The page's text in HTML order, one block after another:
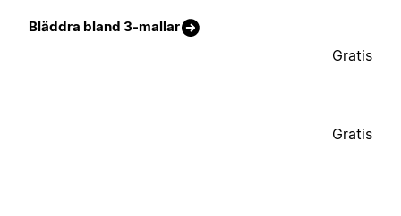
Bläddra bland 3-mallar
Gratis
Gratis